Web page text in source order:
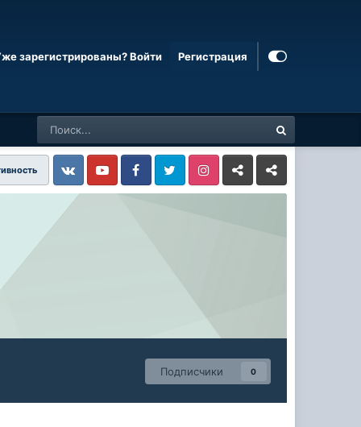
зарегистрированы? Войти Регистрация
VkontakteYouTube FacebookTwitter InstagramLivejournalOdnoklassniki
Подписчики 0